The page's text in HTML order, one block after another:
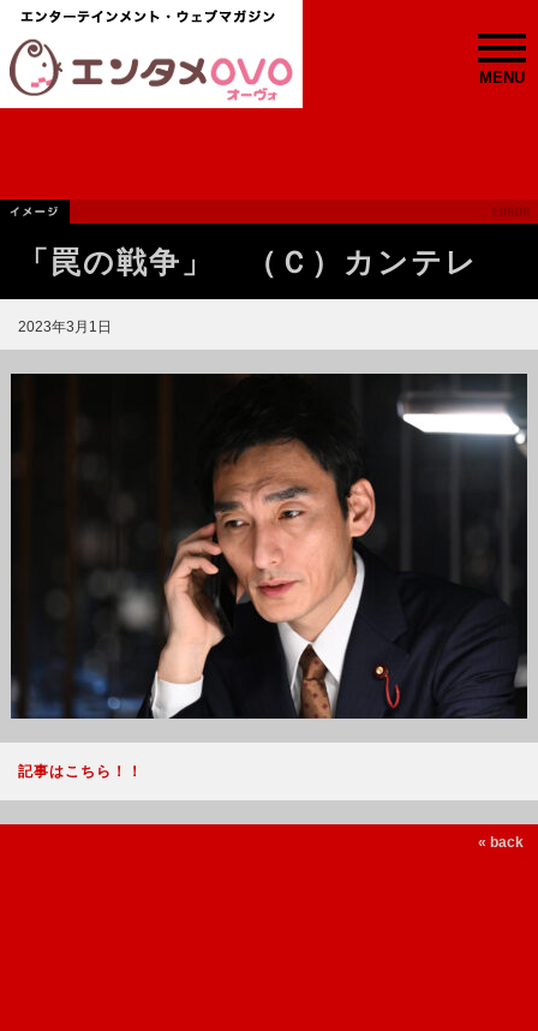
MENU
「罠の戦争」 （Ｃ）カンテレ
2023年3月1日
記事はこちら！！
« back